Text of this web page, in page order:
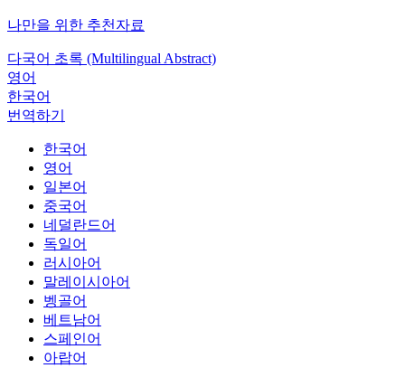
나만을 위한 추천자료
다국어 초록 (Multilingual Abstract)
영어
한국어
번역하기
한국어
영어
일본어
중국어
네덜란드어
독일어
러시아어
말레이시아어
벵골어
베트남어
스페인어
아랍어